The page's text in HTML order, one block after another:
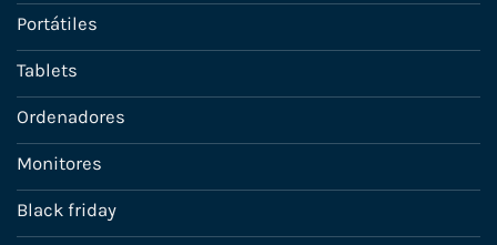
Portátiles
Tablets
Ordenadores
Monitores
Black friday